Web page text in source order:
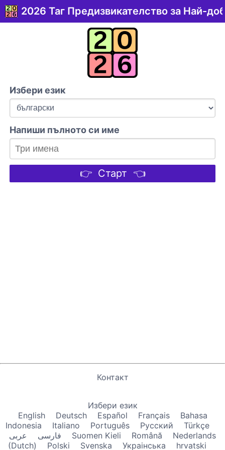
2026 Таг Предизвикателство за Най-
Избери език
Напиши пълното си имe
👉 Старт 👈
Контакт
Избери език
English
Deutsch Español Français
Bahasa
Indonesia
Italiano Português Русский
Türkçe
فارسی
عربى Suomen Kieli Română
Nederlands
(Dutch)
Polski Svenska Украiнська hrvatski